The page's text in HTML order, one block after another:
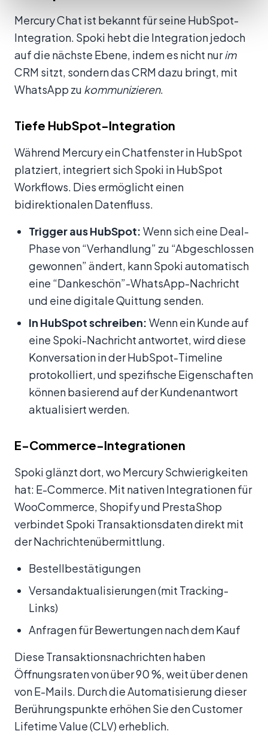
Mercury Chat ist bekannt für seine HubSpot-
Integration. Spoki hebt die Integration jedoch
auf die nächste Ebene, indem es nicht nurim
CRM sitzt, sondern das CRM dazu bringt, mit
WhatsApp zu kommunizieren.
Tiefe HubSpot-Integration
Während Mercury ein Chatfenster in HubSpot
platziert, integriert sich Spoki in HubSpot
Workflows. Dies ermöglicht einen
bidirektionalen Datenfluss.
Trigger aus HubSpot: Wenn sich eine Deal-
Phase von “Verhandlung” zu “Abgeschlossen
gewonnen” ändert, kann Spoki automatisch
eine “Dankeschön”-WhatsApp-Nachricht
und eine digitale Quittung senden.
In HubSpot schreiben: Wenn ein Kunde auf
eine Spoki-Nachricht antwortet, wird diese
Konversation in der HubSpot-Timeline
protokolliert, und spezifische Eigenschaften
können basierend auf der Kundenantwort
aktualisiert werden.
E-Commerce-Integrationen
Spoki glänzt dort, wo Mercury Schwierigkeiten
hat: E-Commerce. Mit nativen Integrationen für
WooCommerce, Shopify und PrestaShop
verbindet Spoki Transaktionsdaten direkt mit
der Nachrichtenübermittlung.
Bestellbestätigungen
Versandaktualisierungen (mit Tracking-
Links)
Anfragen für Bewertungen nach dem Kauf
Diese Transaktionsnachrichten haben
Öffnungsraten von über 90 %, weit über denen
von E-Mails. Durch die Automatisierung dieser
Berührungspunkte erhöhen Sie den Customer
Lifetime Value (CLV) erheblich.